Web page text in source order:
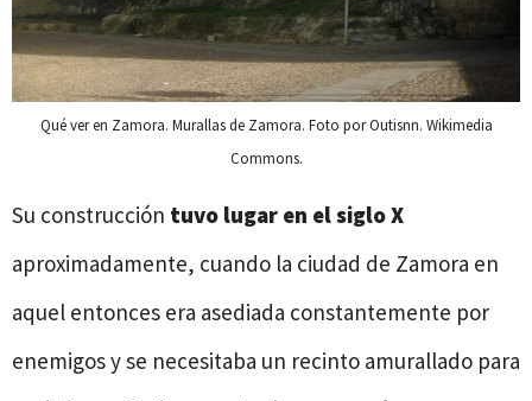
Qué ver en Zamora. Murallas de Zamora. Foto por Outisnn. Wikimedia
Commons.
Su construcción tuvo lugar en el siglo X
aproximadamente, cuando la ciudad de Zamora en
aquel entonces era asediada constantemente por
enemigos y se necesitaba un recinto amurallado para